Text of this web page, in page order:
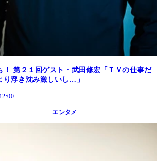
！ 第２１回ゲスト・武田修宏「ＴＶの仕事だ
り浮き沈み激しいし…」
エンタメ